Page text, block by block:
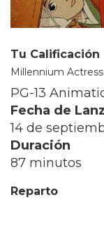
Tu Calificación
Millennium Actress
PG-13
Fecha de
14 de
Duración
87 minutos
Reparto